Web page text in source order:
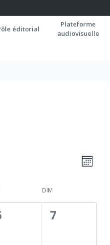
éditorial
Plateforme
audiovisuelle
MOIS
DIM
0
7